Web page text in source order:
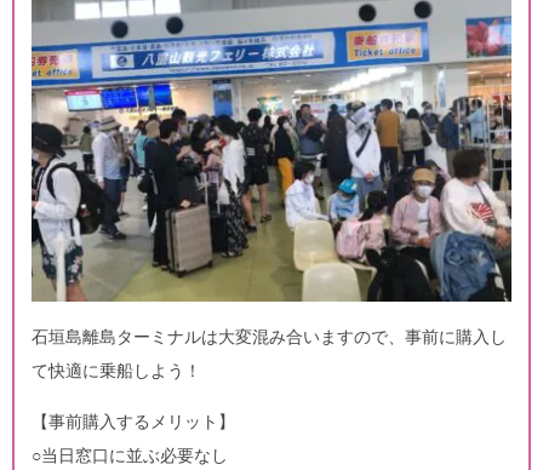
石垣島離島ターミナルは大変混み合いますので、事前に購入し
て快適に乗船しよう！
【事前購入するメリット】
○当日窓口に並ぶ必要なし